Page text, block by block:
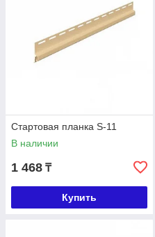
Стартовая планка S-11
В наличии
1 468 ₸
Купить